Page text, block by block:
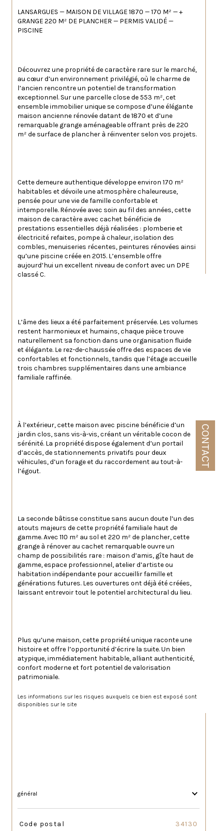
CONTACT
LANSARGUES — MAISON DE VILLAGE 1870 — 170 M² — +
GRANGE 220 M² DE PLANCHER — PERMIS VALIDÉ —
PISCINE
Découvrez une propriété de caractère rare sur le marché,
au cœur d’un environnement privilégié, où le charme de
l’ancien rencontre un potentiel de transformation
exceptionnel. Sur une parcelle close de 553 m², cet
ensemble immobilier unique se compose d’une élégante
maison ancienne rénovée datant de 1870 et d’une
remarquable grange aménageable offrant près de 220
m² de surface de plancher à réinventer selon vos projets.
Cette demeure authentique développe environ 170 m²
habitables et dévoile une atmosphère chaleureuse,
pensée pour une vie de famille confortable et
intemporelle. Rénovée avec soin au fil des années, cette
maison de caractère avec cachet bénéficie de
prestations essentielles déjà réalisées : plomberie et
électricité refaites, pompe à chaleur, isolation des
combles, menuiseries récentes, peintures rénovées ainsi
qu’une piscine créée en 2015. L’ensemble offre
aujourd’hui un excellent niveau de confort avec un DPE
classé C.
L’âme des lieux a été parfaitement préservée. Les volumes
restent harmonieux et humains, chaque pièce trouve
naturellement sa fonction dans une organisation fluide
et élégante. Le rez-de-chaussée offre des espaces de vie
confortables et fonctionnels, tandis que l’étage accueille
trois chambres supplémentaires dans une ambiance
familiale raffinée.
À l’extérieur, cette maison avec piscine bénéficie d’un
jardin clos, sans vis-à-vis, créant un véritable cocon de
sérénité. La propriété dispose également d’un portail
d’accès, de stationnements privatifs pour deux
véhicules, d’un forage et du raccordement au tout-à-
l’égout.
La seconde bâtisse constitue sans aucun doute l’un des
atouts majeurs de cette propriété familiale haut de
gamme. Avec 110 m² au sol et 220 m² de plancher, cette
grange à rénover au cachet remarquable ouvre un
champ de possibilités rare : maison d’amis, gîte haut de
gamme, espace professionnel, atelier d’artiste ou
habitation indépendante pour accueillir famille et
générations futures. Les ouvertures ont déjà été créées,
laissant entrevoir tout le potentiel architectural du lieu.
Plus qu’une maison, cette propriété unique raconte une
histoire et offre l’opportunité d’écrire la suite. Un bien
atypique, immédiatement habitable, alliant authenticité,
confort moderne et fort potentiel de valorisation
patrimoniale.
Les informations sur les risques auxquels ce bien est exposé sont
disponibles sur le site
général
TRAD_SIROCCO_Caracteristique
Code postal 34130